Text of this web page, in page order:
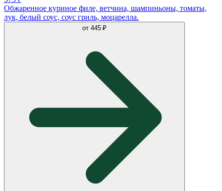
Обжаренное куриное филе, ветчина, шампиньоны, томаты,
лук, белый соус, соус гриль, моцарелла.
от 445 ₽